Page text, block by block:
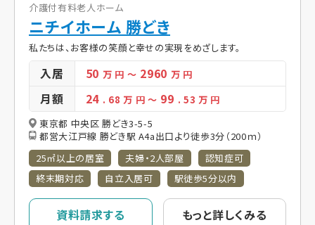
介護付有料老人ホーム
ニチイホーム 勝どき
私たちは、お客様の笑顔と幸せの実現をめざします。
入居 50万 円 ～ 2960万 円
月額 24 . 68万 円 ～ 99 . 53 万 円
東京都 中央区 勝どき3-5-5
都営大江戸線 勝どき駅 A4a出口より徒歩3分（200ｍ）
25㎡以上の居室
夫婦・2人部屋
認知症可
終末期対応
自立入居可 駅徒歩5分以内
資料請求する もっと詳しくみる